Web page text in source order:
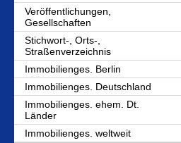
Veröffentlichungen,
Gesellschaften
Stichwort-, Orts-,
Straßenverzeichnis
Immobilienges. Berlin
Immobilienges. Deutschland
Immobilienges. ehem. Dt.
Länder
Immobilienges. weltweit